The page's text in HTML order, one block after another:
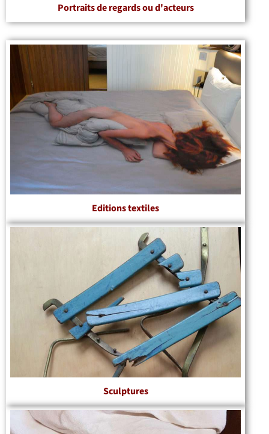
Portraits de regards ou d'acteurs
Editions textiles
Sculptures